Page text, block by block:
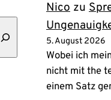
Nico zu
5. August 2026
Wobei ich
nicht mit the
einem Satz